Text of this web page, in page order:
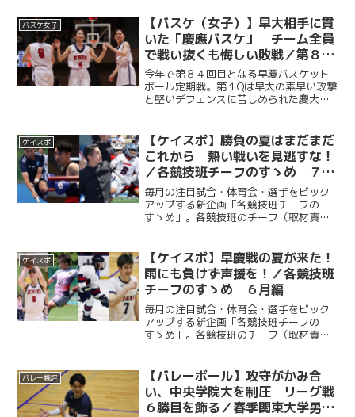
た試合運びに苦しみ、セットカウント０
－３で敗れた。しかし、...
バスケ女子
【バスケ（女子）】早大相手に貫
いた「慶應バスケ」 チーム全員
で戦い抜くも悔しい敗戦／第８４
回早慶バスケットボール定期戦
今年で第８４回目となる早慶バスケット
ボール定期戦。第１Qは早大の素早い攻撃
と堅いデフェンスに苦しめられた慶大だ
を喫したものの、最後まで慶應らしい泥
臭いバスケを貫き、４...
ケイスポ
【ケイスポ】勝負の夏はまだまだ
これから 熱い戦いを見逃すな！
／各競技班チーフのすゝめ ７月
編
毎月の注目試合・体育会・選手をピック
アップする新企画「各競技班チーフの
すゝめ」。各競技班のチーフ（取材責任
選手④その他アピールしたいこと》をそ
れぞれ書き記した。あなたに...
ケイスポ
【ケイスポ】早慶戦の夏が来た！
雨にも負けず声援を！／各競技班
チーフのすゝめ ６月編
毎月の注目試合・体育会・選手をピック
アップする新企画「各競技班チーフの
すゝめ」。各競技班のチーフ（取材責任
選手④その他アピールしたいこと》をそ
れぞれ書き記した。さまざま...
バレー戦評
【バレーボール】攻守がかみ合
い、中央学院大を制圧 リーグ戦
６勝目を飾る／春季関東大学男子